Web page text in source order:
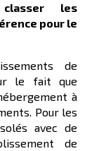
les
pour le
de
le fait que
à
Pour les
avec de
de